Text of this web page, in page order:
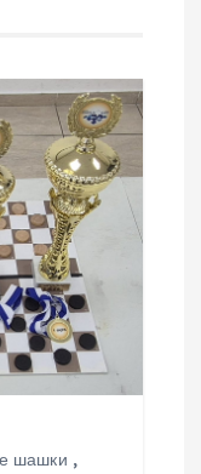
шашки ,